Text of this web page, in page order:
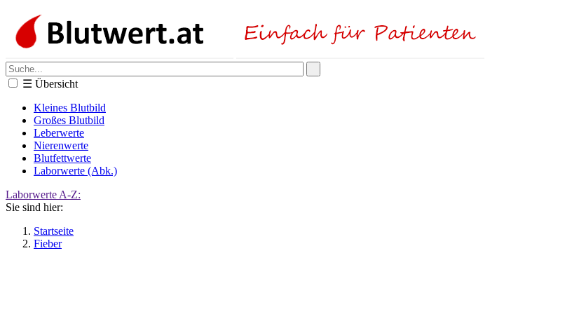
☰ Übersicht
Kleines Blutbild
Großes Blutbild
Leberwerte
Nierenwerte
Blutfettwerte
Laborwerte (Abk.)
Laborwerte A-Z:
Sie sind hier:
Startseite
Fieber